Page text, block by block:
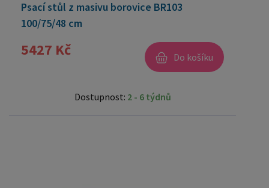
Psací stůl z masivu borovice BR103
100/75/48 cm
5427 Kč Do košíku
Dostupnost: 2 - 6 týdnů